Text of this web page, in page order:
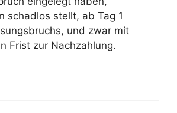
schadlos stellt, ab Tag 1
und zwar mit
Frist zur Nachzahlung.